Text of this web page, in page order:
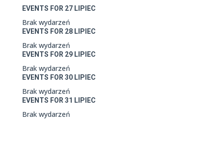
EVENTS FOR 27LIPIEC
Brak wydarzeń
EVENTS FOR 28LIPIEC
Brak wydarzeń
EVENTS FOR 29LIPIEC
Brak wydarzeń
EVENTS FOR 30LIPIEC
Brak wydarzeń
EVENTS FOR 31 LIPIEC
Brak wydarzeń